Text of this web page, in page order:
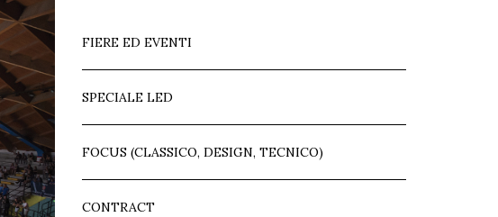
FIERE ED EVENTI
SPECIALE LED
FOCUS (CLASSICO, DESIGN, TECNICO)
CONTRACT